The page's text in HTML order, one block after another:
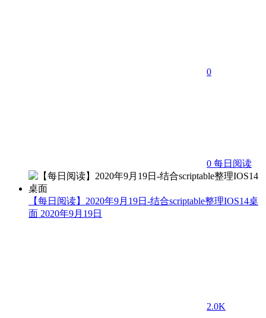
0
0 每日阅读
【每日阅读】2020年9月19日-结合scriptable整理IOS14桌
面 2020年9月19日
2.0K